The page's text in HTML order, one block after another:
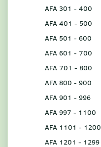
AFA 301 - 400
AFA 401 - 500
AFA 501 - 600
AFA 601 - 700
AFA 701 - 800
AFA 800 - 900
AFA 901 - 996
AFA 997 - 1100
AFA 1101 - 1200
AFA 1201 - 1299